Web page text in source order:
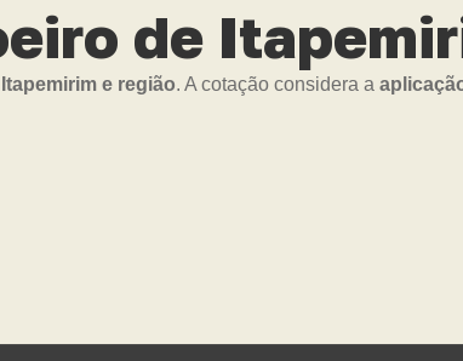
de
e região. A cotação considera a